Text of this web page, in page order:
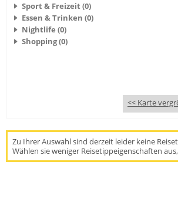
Sport & Freizeit (0)
Essen & Trinken (0)
Nightlife (0)
Shopping (0)
<< Karte
Zu Ihrer Auswahl sind derzeit leider keine
Wählen sie weniger Reisetippeigenschaften